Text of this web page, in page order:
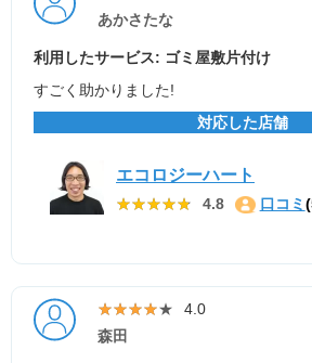
あかさたな
利用したサービス: ゴミ屋敷片付け
すごく助かりました!
対応した店舗
エコロジーハート
★★★★★
★★★★★ 4.8 口コミ
★★★★★
★★★★★ 4.0
森田